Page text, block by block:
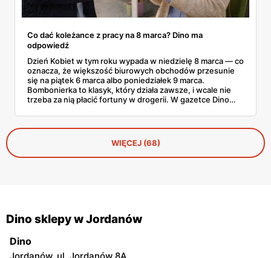
Co dać koleżance z pracy na 8 marca? Dino ma
odpowiedź
Dzień Kobiet w tym roku wypada w niedzielę 8 marca — co
oznacza, że większość biurowych obchodów przesunie
się na piątek 6 marca albo poniedziałek 9 marca.
Bombonierka to klasyk, który działa zawsze, i wcale nie
trzeba za nią płacić fortuny w drogerii. W gazetce Dino
Rocher, Lindora i kilka innych markowych propozycji w
cenach, które robią różnicę. Zdążysz spokojnie — masz
WIĘCEJ (68)
Dino sklepy w Jordanów
Dino